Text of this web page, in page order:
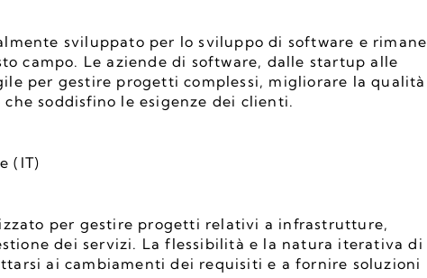
sviluppato per lo sviluppo di software e rimane
campo. Le aziende di software, dalle startup alle
per gestire progetti complessi, migliorare la qualità
soddisfino le esigenze dei clienti.
(IT)
per gestire progetti relativi a infrastrutture,
dei servizi. La flessibilità e la natura iterativa di
ai cambiamenti dei requisiti e a fornire soluzioni